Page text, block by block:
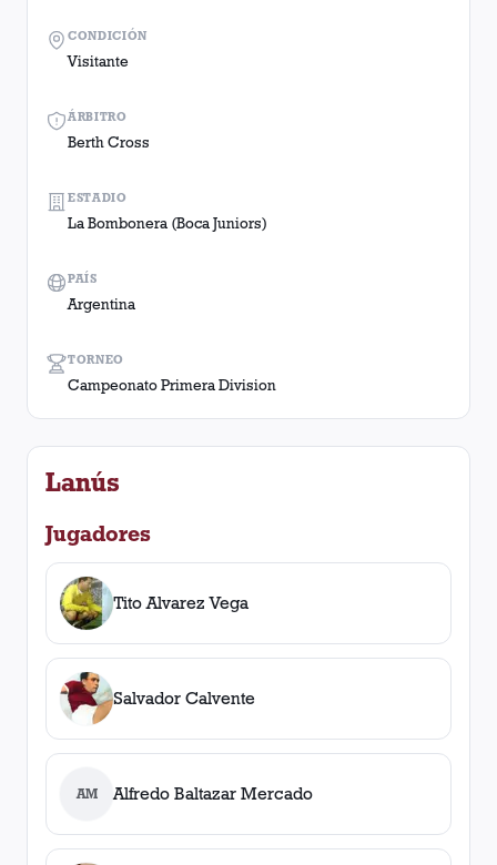
ÁRBITRO
Berth Cross
TORNEO
Campeonato Primera Division
CONDICIÓN
Visitante
ESTADIO
La Bombonera (Boca Juniors)
PAÍS
Argentina
Lanús
Jugadores
Tito Alvarez Vega
Salvador Calvente
AM Alfredo Baltazar Mercado